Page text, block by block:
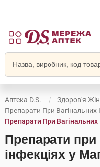
Аптека D.S.
Здоров'я
Препарати При Вагінальних
Препарати При Вагінальних
Препарати при
інфекціях у